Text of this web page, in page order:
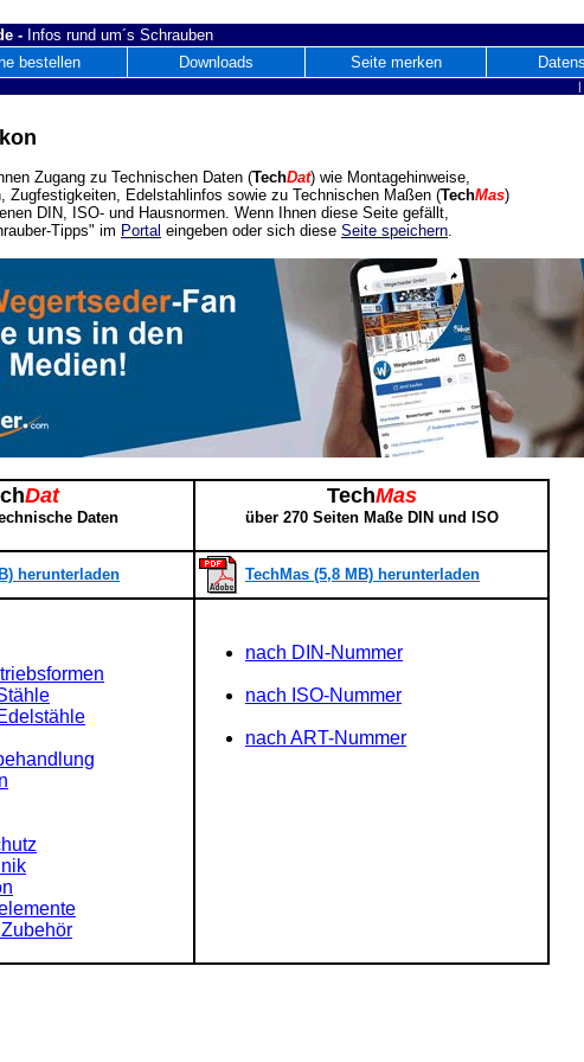
- Infos rund um´s Schrauben
bestellen Downloads Seite merken
|
Zugang zu Technischen Daten (TechDat) wie Montagehinweise,
Zugfestigkeiten, Edelstahlinfos sowie zu Technischen Maßen (TechMas)
DIN, ISO- und Hausnormen. Wenn Ihnen diese Seite gefällt,
Tipps" im Portal eingeben oder sich diese Seite speichern.
Dat
Daten
TechMas
über 270 Seiten Maße DIN und ISO
herunterladen TechMas (5,8 MB) herunterladen
nach DIN-Nummer
nach ISO-Nummer
nach ART-Nummer